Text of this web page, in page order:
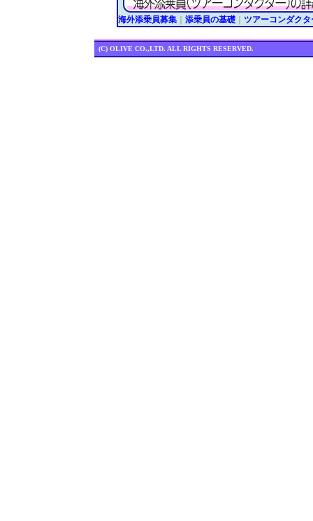
海外添乗員募集｜ 添乗員の基礎｜ ツアーコンダクタ
(C) OLIVE CO.,LTD. ALL RIGHTS RESERVED.